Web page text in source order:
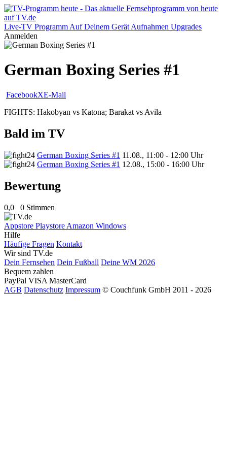
Live-TV Programm Auf Deinem Gerät Aufnahmen Upgrades
Anmelden
German Boxing Series #1
FacebookXE-Mail
FIGHTS: Hakobyan vs Katona; Barakat vs Avila
Bald im TV
German Boxing Series #1 11.08., 11:00 - 12:00 Uhr
German Boxing Series #1 12.08., 15:00 - 16:00 Uhr
Bewertung
0,0 0 Stimmen
Appstore Playstore Amazon Windows
Hilfe
Häufige Fragen Kontakt
Wir sind TV.de
Dein Fernsehen Dein Fußball Deine WM 2026
Bequem zahlen
PayPal VISA MasterCard
AGB Datenschutz Impressum © Couchfunk GmbH 2011 - 2026